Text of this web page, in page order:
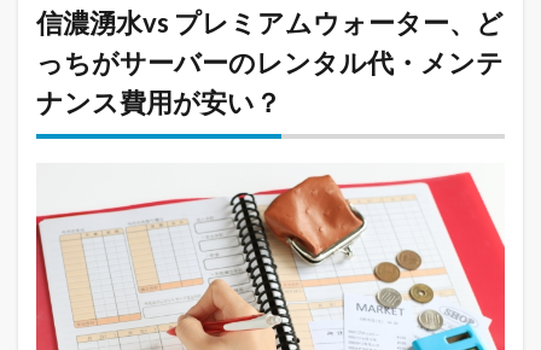
信濃湧水vs プレミアムウォーター、ど
っちがサーバーのレンタル代・メンテ
ナンス費用が安い？